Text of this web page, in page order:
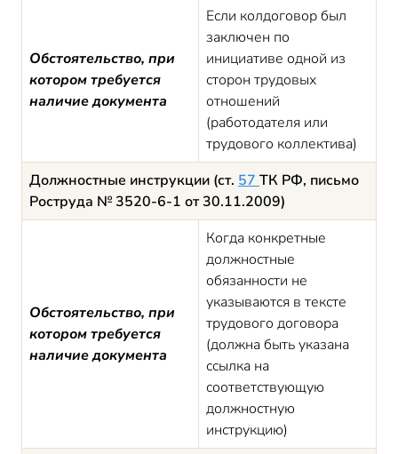
Обстоятельство, при
котором требуется
наличие документа
Если колдоговор был
заключен по
инициативе одной из
сторон трудовых
отношений
(работодателя или
трудового коллектива)
Должностные инструкции (ст. 57 ТК РФ, письмо
Роструда № 3520-6-1 от 30.11.2009)
Обстоятельство, при
котором требуется
наличие документа
Когда конкретные
должностные
обязанности не
указываются в тексте
трудового договора
(должна быть указана
ссылка на
соответствующую
должностную
инструкцию)